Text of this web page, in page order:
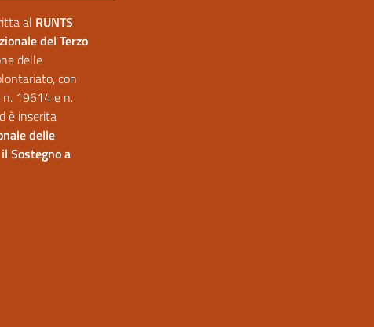
al RUNTS
del Terzo
delle
con
n. 19614 e n.
è inserita
delle
Sostegno a